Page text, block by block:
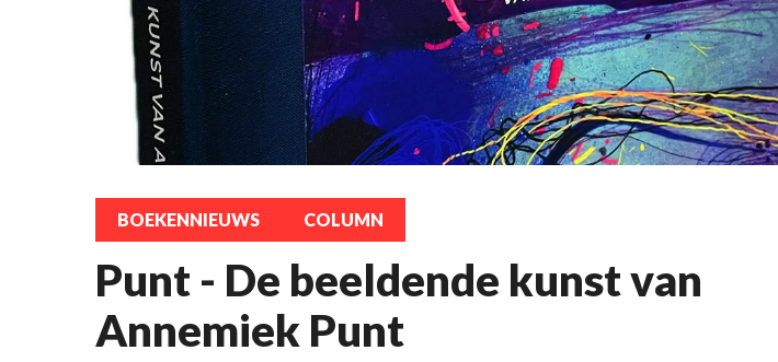
BOEKENNIEUWS COLUMN
Punt - De beeldende kunst van
Annemiek Punt